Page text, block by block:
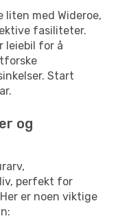
med Wideroe,
fasiliteter.
leiebil for å
Start
og
perfekt for
er noen viktige